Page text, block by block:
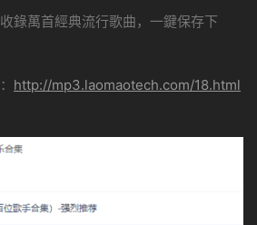
錄萬首經典流行歌曲，一鍵保存下
http://mp3.laomaotech.com/18.html